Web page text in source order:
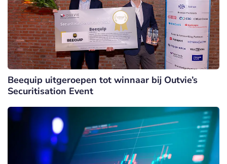
Beequip uitgeroepen tot winnaar bij Outvie’s
Securitisation Event